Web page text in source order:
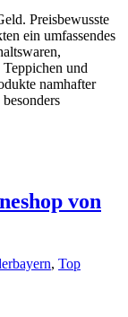
Preisbewusste
ein umfassendes
und
namhafter
von
, Top